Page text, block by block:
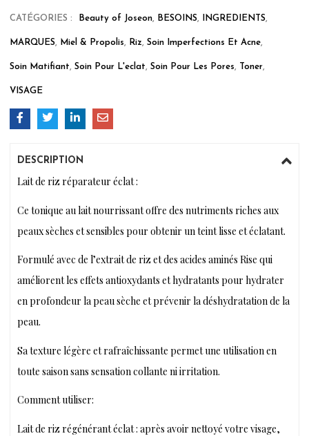
CATÉGORIES : Beauty of Joseon, BESOINS, INGREDIENTS,
MARQUES, Miel & Propolis, Riz,Soin Imperfections Et Acne,
Soin Matifiant,Soin Pour L'eclat,Soin Pour Les Pores, Toner,
VISAGE
DESCRIPTION
Lait de riz réparateur éclat :
Ce tonique au lait nourrissant offre des nutriments riches aux
peaux sèches et sensibles pour obtenir un teint lisse et éclatant.
Formulé avec de l’extrait de riz et des acides aminés Rise qui
améliorent les effets antioxydants et hydratants pour hydrater
en profondeur la peau sèche et prévenir la déshydratation de la
peau.
Sa texture légère et rafraîchissante permet une utilisation en
toute saison sans sensation collante ni irritation.
Comment utiliser:
Lait de riz régénérant éclat : après avoir nettoyé votre visage,